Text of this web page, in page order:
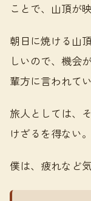
ことで、山頂が
朝日に焼ける山
しいので、機会
輩方に言われてい
旅人としては、
けざるを得ない。
僕は、疲れなど